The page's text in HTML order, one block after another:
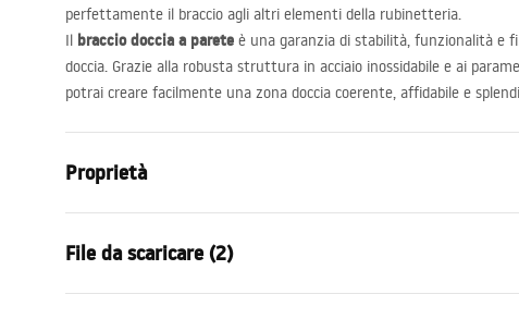
perfettamente il braccio agli altri elementi della rubinetteria.
Il braccio doccia a parete è una garanzia di stabilità, funzionalità e
doccia. Grazie alla robusta struttura in acciaio inossidabile e ai
potrai creare facilmente una zona doccia coerente, affidabile e
Proprietà
Materiale
Metodo di installazione
A vite
File da scaricare (2)